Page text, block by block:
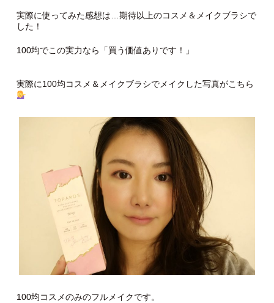
実際に使ってみた感想は…期待以上のコスメ＆メイクブラシで
した！
100均でこの実力なら「買う価値ありです！」
実際に100均コスメ＆メイクブラシでメイクした写真がこちら
100均コスメのみのフルメイクです。